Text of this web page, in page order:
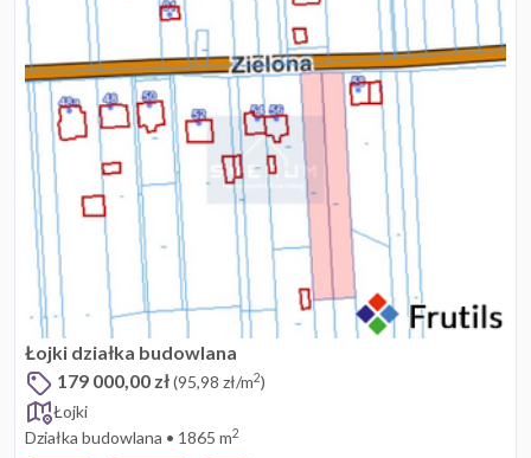
Łojki działka budowlana
179 000,00 zł(95,98 zł/m2)
Łojki
Działka budowlana • 1865 m2